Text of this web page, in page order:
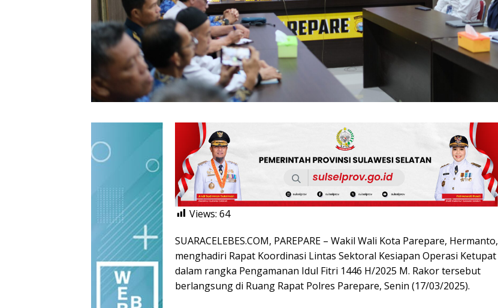
Views: 64
SUARACELEBES.COM, PAREPARE – Wakil Wali Kota Parepare, Hermanto,
menghadiri Rapat Koordinasi Lintas Sektoral Kesiapan Operasi Ketupat
dalam rangka Pengamanan Idul Fitri 1446 H/2025 M. Rakor tersebut
berlangsung di Ruang Rapat Polres Parepare, Senin (17/03/2025).